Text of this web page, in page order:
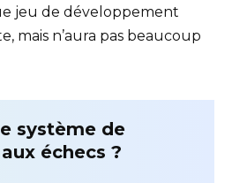
jeu de développement
mais n’aura pas beaucoup
système de
échecs ?